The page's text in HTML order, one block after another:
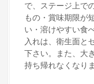
で、ステージ上で
もの・賞味期限が
い・溶けやすい食
入れは、衛生面と
下さい。また、大
持ち帰れなくなり